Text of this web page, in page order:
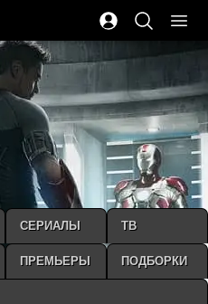
СЕРИАЛЫ ТВ
ПРЕМЬЕРЫ ПОДБОРКИ